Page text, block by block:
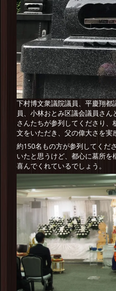
下村博文衆議院議員、平慶翔
員、小林おとみ区議会議員さ
さんたちが参列してくださり
文をいただき、父の偉大さを実
約150名もの方が参列してくだ
いたと思うけど、都心に墓所
喜んでくれているでしょう。